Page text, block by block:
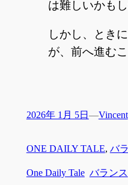
は難しいかもし
しかし、とき
が、前へ進む
2026年 1月 5日 —Vincent
ONE DAILY TALE, バ
One Daily Tale バランス